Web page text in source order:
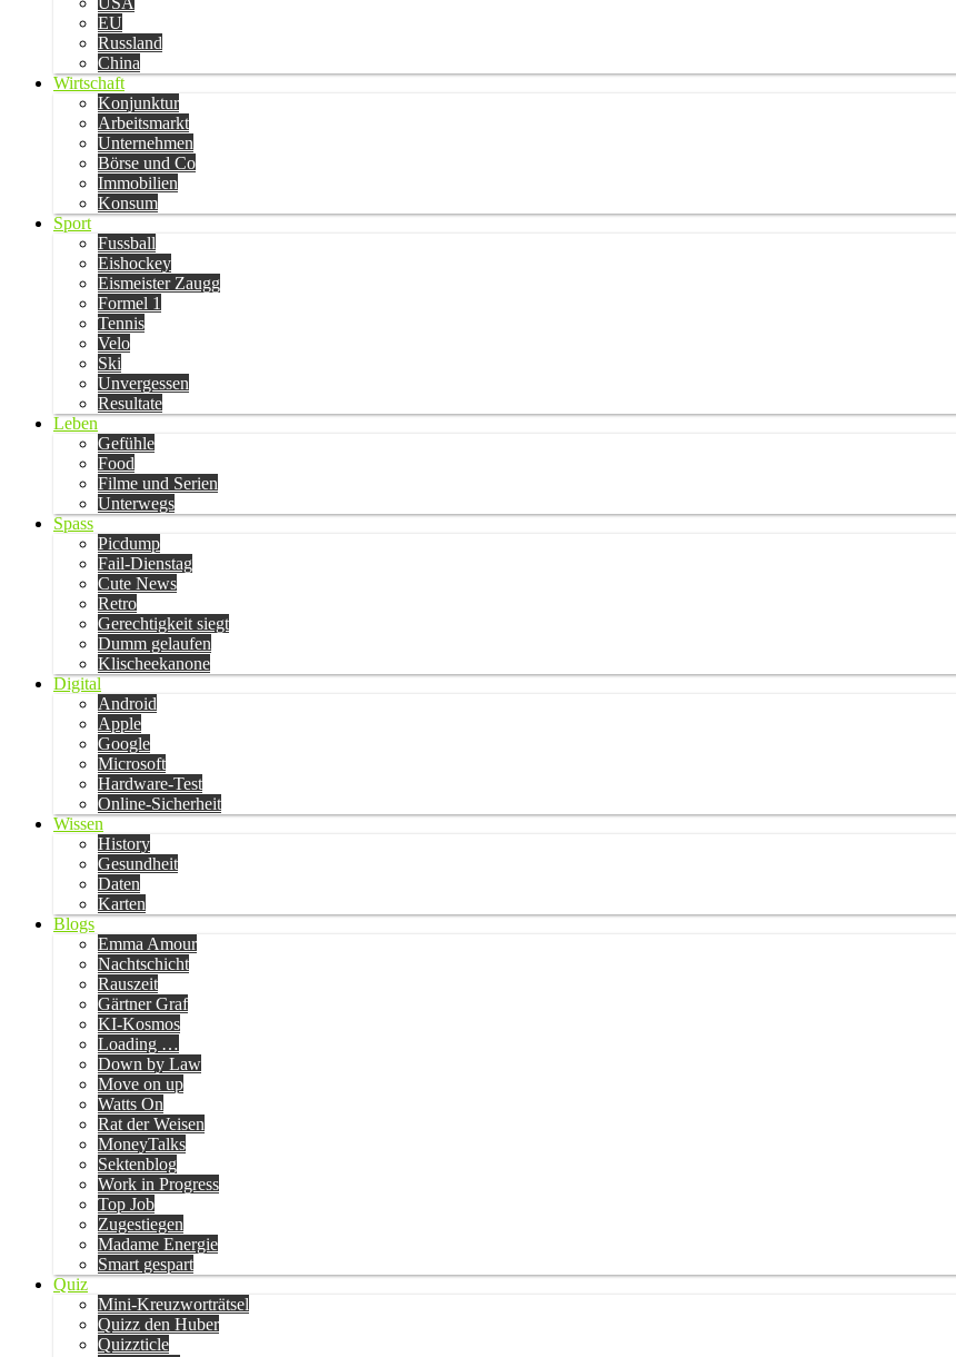
EU
Russland
China
Wirtschaft
Konjunktur
Arbeitsmarkt
Unternehmen
Börse und Co
Immobilien
Konsum
Sport
Fussball
Eishockey
Eismeister Zaugg
Formel 1
Tennis
Velo
Ski
Unvergessen
Resultate
Leben
Gefühle
Food
Filme und Serien
Unterwegs
Spass
Picdump
Fail-Dienstag
Cute News
Retro
Gerechtigkeit siegt
Dumm gelaufen
Klischeekanone
Digital
Android
Apple
Google
Microsoft
Hardware-Test
Online-Sicherheit
Wissen
History
Gesundheit
Daten
Karten
Blogs
Emma Amour
Nachtschicht
Rauszeit
Gärtner Graf
KI-Kosmos
Loading …
Down by Law
Move on up
Watts On
Rat der Weisen
MoneyTalks
Sektenblog
Work in Progress
Top Job
Zugestiegen
Madame Energie
Smart gespart
Quiz
Mini-Kreuzworträtsel
Quizz den Huber
Quizzticle